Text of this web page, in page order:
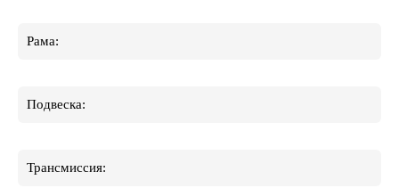
Рама:
Подвеска:
Трансмиссия: